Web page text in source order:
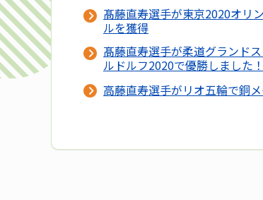
髙藤直寿選手が東京2020オリ
ルを獲得
髙藤直寿選手が柔道グランド
ルドルフ2020で優勝しました！
高藤直寿選手がリオ五輪で銅